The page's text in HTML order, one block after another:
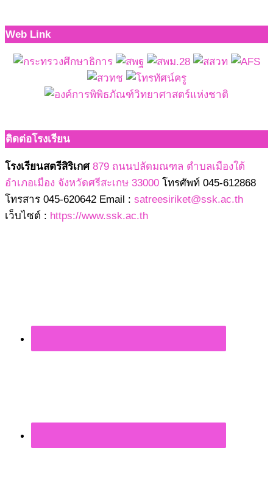
Web Link
ติดต่อโรงเรียน
โรงเรียนสตรีสิริเกศ 879 ถนนปลัดมณฑล ตำบลเมืองใต้
อำเภอเมือง จังหวัดศรีสะเกษ 33000 โทรศัพท์ 045-612868
โทรสาร 045-620642 Email : satreesiriket@ssk.ac.th
เว็บไซต์ : https://www.ssk.ac.th